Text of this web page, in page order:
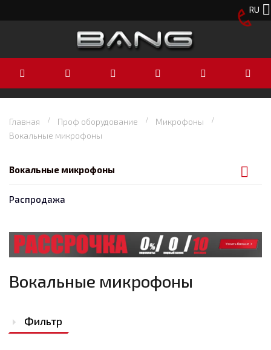
RU
Главная Проф оборудование
Микрофоны
Вокальные микрофоны
Вокальные микрофоны
Распродажа
Вокальные микрофоны
Фильтр